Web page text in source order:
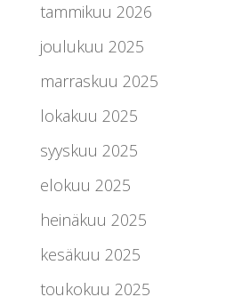
tammikuu 2026
joulukuu 2025
marraskuu 2025
lokakuu 2025
syyskuu 2025
elokuu 2025
heinäkuu 2025
kesäkuu 2025
toukokuu 2025